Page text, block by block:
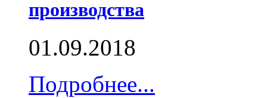
производства
01.09.2018
Подробнее...